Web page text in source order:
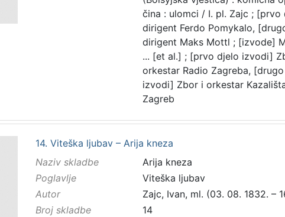
čina : ulomci / I. pl. Zajc ; [prvo
dirigent Ferdo Pomykalo,
dirigent Maks Mottl ; [izvode]
... [et al.] ; [prvo djelo izvodi]
orkestar Radio Zagreba,
izvodi] Zbor i orkestar
Zagreb
14. Viteška ljubav – Arija kneza
Naziv skladbe
Arija kneza
Poglavlje
Viteška ljubav
Autor
Zajc, Ivan, ml. (03. 08. 1832. –
Broj skladbe
14